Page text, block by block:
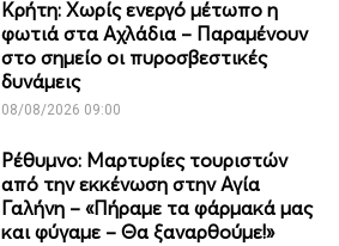
Κρήτη: Χωρίς ενεργό μέτωπο η
φωτιά στα Αχλάδια – Παραμένουν
στο σημείο οι πυροσβεστικές
δυνάμεις
08/08/2026 09:00
Ρέθυμνο: Μαρτυρίες τουριστών
από την εκκένωση στην Αγία
Γαλήνη – «Πήραμε τα φάρμακά μας
και φύγαμε – Θα ξαναρθούμε!»